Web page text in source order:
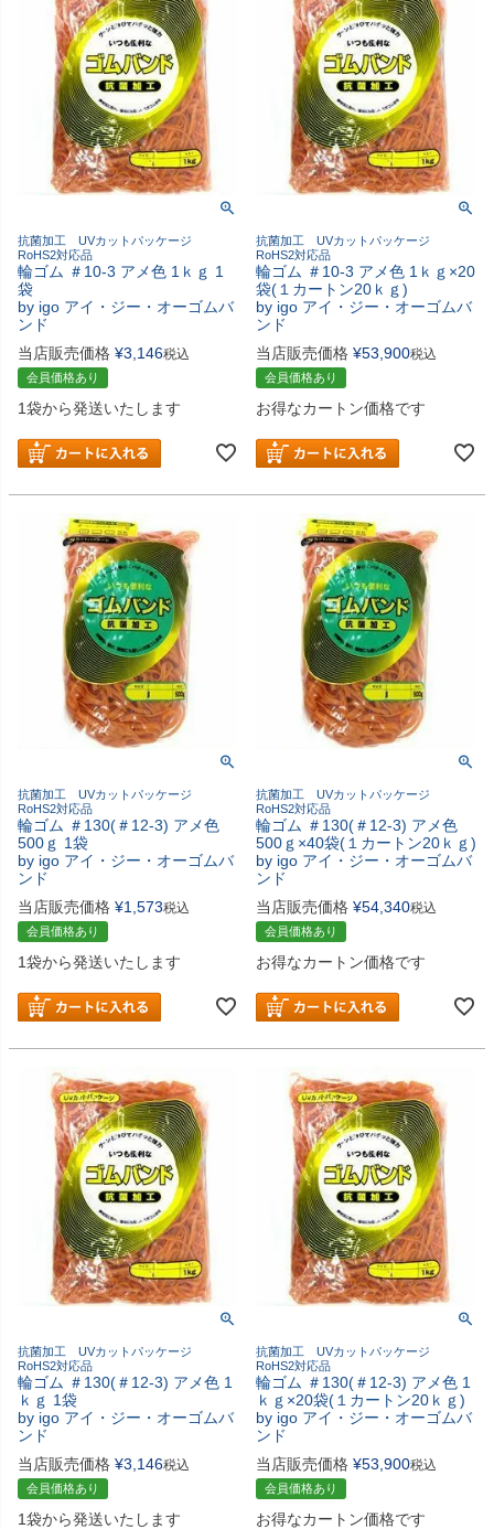
抗菌加工 UVカットパッケージ
RoHS2対応品
輪ゴム ＃10-3 アメ色 1ｋｇ 1
袋
by igo アイ・ジー・オーゴムバ
ンド
当店販売価格 ¥3,146税込
会員価格あり
1袋から発送いたします
抗菌加工 UVカットパッケージ
RoHS2対応品
輪ゴム ＃10-3 アメ色 1ｋｇ×20
袋(１カートン20ｋｇ)
by igo アイ・ジー・オーゴムバ
ンド
当店販売価格 ¥53,900税込
会員価格あり
お得なカートン価格です
抗菌加工 UVカットパッケージ
RoHS2対応品
輪ゴム ＃130(＃12-3) アメ色
500ｇ 1袋
by igo アイ・ジー・オーゴムバ
ンド
当店販売価格 ¥1,573税込
会員価格あり
1袋から発送いたします
抗菌加工 UVカットパッケージ
RoHS2対応品
輪ゴム ＃130(＃12-3) アメ色
500ｇ×40袋(１カートン20ｋｇ)
by igo アイ・ジー・オーゴムバ
ンド
当店販売価格 ¥54,340税込
会員価格あり
お得なカートン価格です
抗菌加工 UVカットパッケージ
RoHS2対応品
輪ゴム ＃130(＃12-3) アメ色 1
ｋｇ 1袋
by igo アイ・ジー・オーゴムバ
ンド
当店販売価格 ¥3,146税込
会員価格あり
1袋から発送いたします
抗菌加工 UVカットパッケージ
RoHS2対応品
輪ゴム ＃130(＃12-3) アメ色 1
ｋｇ×20袋(１カートン20ｋｇ)
by igo アイ・ジー・オーゴムバ
ンド
当店販売価格 ¥53,900税込
会員価格あり
お得なカートン価格です